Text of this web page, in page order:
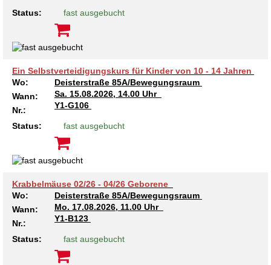
Status: fast ausgebucht
Ein Selbstverteidigungskurs für Kinder von 10 - 14 Jahren
Wo:
Deisterstraße 85A/Bewegungsraum
Wann:
Sa. 15.08.2026, 14.00 Uhr
Nr.:
Y1-G106
Status: fast ausgebucht
Krabbelmäuse 02/26 - 04/26 Geborene
Wo:
Deisterstraße 85A/Bewegungsraum
Wann:
Mo. 17.08.2026, 11.00 Uhr
Nr.:
Y1-B123
Status: fast ausgebucht